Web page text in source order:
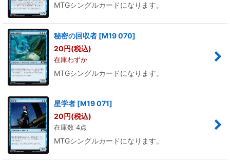
MTGシングルカードになります。
秘密の回収者 [M19 070]
20円(税込)
在庫わずか
MTGシングルカードになります。
星学者 [M19 071]
20円(税込)
在庫数 4点
MTGシングルカードになります。